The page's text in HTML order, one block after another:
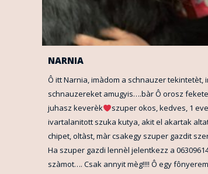
NARNIA
Ô itt Narnia, imàdom a schnauzer tekintetèt,
schnauzereket amugyis….bàr Ô orosz
juhasz keverèk
szuper okos, kedves, 1
ivartalanitott szuka kutya, akit el akartak
chipet, oltàst, màr csakegy szuper gazdit
Ha szuper gazdi lennèl jelentkezz a
szàmot…. Csak annyit mèg!!!! Ô egy